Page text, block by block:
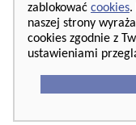
zablokować cookies.
naszej strony
cookies zgodnie z
ustawieniami